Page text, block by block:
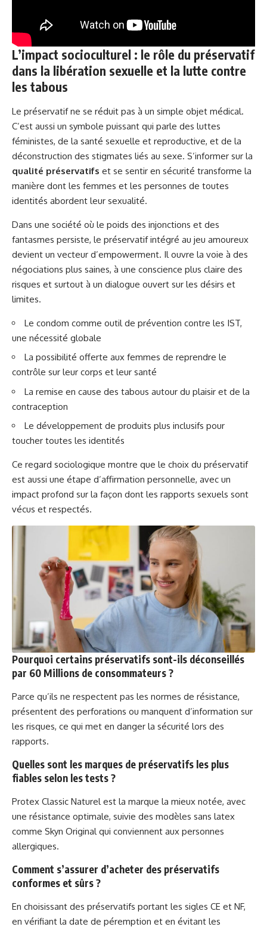
L’impact socioculturel : le rôle du préservatif
dans la libération sexuelle et la lutte contre
les tabous
Le préservatif ne se réduit pas à un simple objet médical.
C’est aussi un symbole puissant qui parle des luttes
féministes, de la santé sexuelle et reproductive, et de la
déconstruction des stigmates liés au sexe. S’informer sur la
qualité préservatifs et se sentir en sécurité transforme la
manière dont les femmes et les personnes de toutes
identités abordent leur sexualité.
Dans une société où le poids des injonctions et des
fantasmes persiste, le préservatif intégré au jeu amoureux
devient un vecteur d’empowerment. Il ouvre la voie à des
négociations plus saines, à une conscience plus claire des
risques et surtout à un dialogue ouvert sur les désirs et
limites.
Le condom comme outil de prévention contre les IST,
une nécessité globale
La possibilité offerte aux femmes de reprendre le
contrôle sur leur corps et leur santé
La remise en cause des tabous autour du plaisir et de la
contraception
Le développement de produits plus inclusifs pour
toucher toutes les identités
Ce regard sociologique montre que le choix du préservatif
est aussi une étape d’affirmation personnelle, avec un
impact profond sur la façon dont les rapports sexuels sont
vécus et respectés.
Pourquoi certains préservatifs sont-ils déconseillés
par 60 Millions de consommateurs ?
Parce qu’ils ne respectent pas les normes de résistance,
présentent des perforations ou manquent d’information sur
les risques, ce qui met en danger la sécurité lors des
rapports.
Quelles sont les marques de préservatifs les plus
fiables selon les tests ?
Protex Classic Naturel est la marque la mieux notée, avec
une résistance optimale, suivie des modèles sans latex
comme Skyn Original qui conviennent aux personnes
allergiques.
Comment s’assurer d’acheter des préservatifs
conformes et sûrs ?
En choisissant des préservatifs portant les sigles CE et NF,
en vérifiant la date de péremption et en évitant les